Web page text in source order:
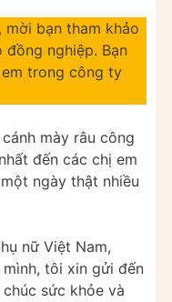
mời bạn tham khảo
nghiệp. Bạn
trong công ty
mày râu công
đến các chị em
ngày thật nhiều
nữ Việt Nam,
tôi xin gửi đến
sức khỏe và